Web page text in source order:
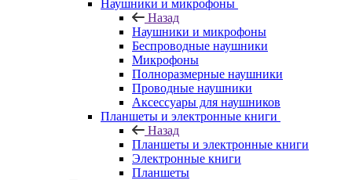
Наушники и микрофоны
Назад
Наушники и микрофоны
Беспроводные наушники
Микрофоны
Полноразмерные наушники
Проводные наушники
Аксессуары для наушников
Планшеты и электронные книги
Назад
Планшеты и электронные книги
Электронные книги
Планшеты